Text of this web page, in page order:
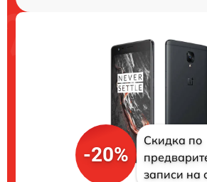
-20%
Скидка по
записи на